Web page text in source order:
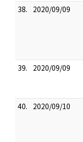
38.
2020/09/09
39.
2020/09/09
40.
2020/09/10